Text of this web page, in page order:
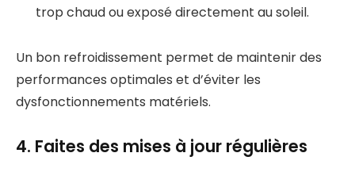
trop chaud ou exposé directement au soleil.
Un bon refroidissement permet de maintenir des
performances optimales et d’éviter les
dysfonctionnements matériels.
4. Faites des mises à jour régulières